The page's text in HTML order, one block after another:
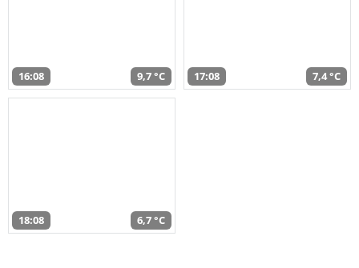
16:08 9,7 °C 17:08 7,4 °C
18:08 6,7 °C